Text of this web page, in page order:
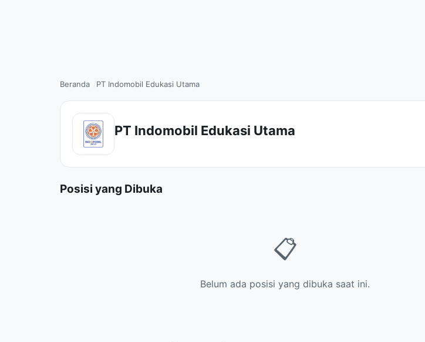
Beranda PT Indomobil Edukasi Utama
PT Indomobil Edukasi Utama
Posisi yang Dibuka
📋
Belum ada posisi yang dibuka saat ini.